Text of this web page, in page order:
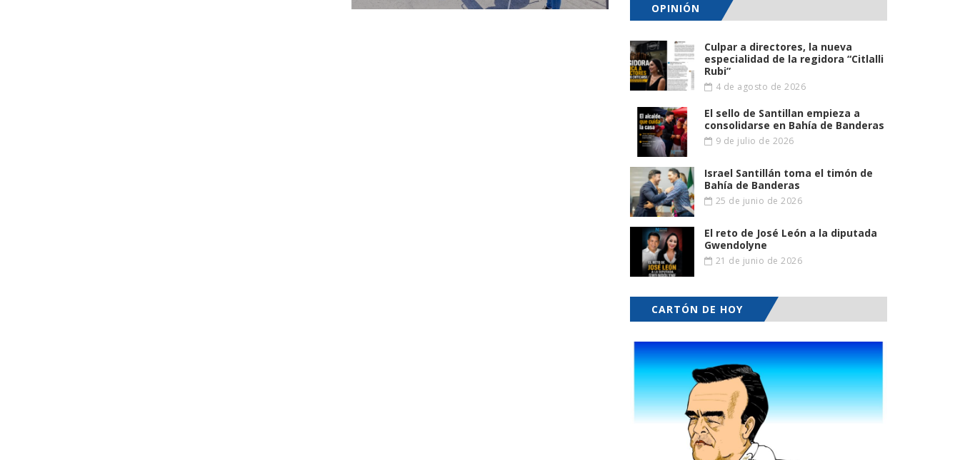
OPINIÓN
Culpar a directores, la nueva
especialidad de la regidora “Citlalli
Rubi”
4 de agosto de 2026
El sello de Santillan empieza a
consolidarse en Bahía de Banderas
9 de julio de 2026
Israel Santillán toma el timón de
Bahía de Banderas
25 de junio de 2026
El reto de José León a la diputada
Gwendolyne
21 de junio de 2026
CARTÓN DE HOY